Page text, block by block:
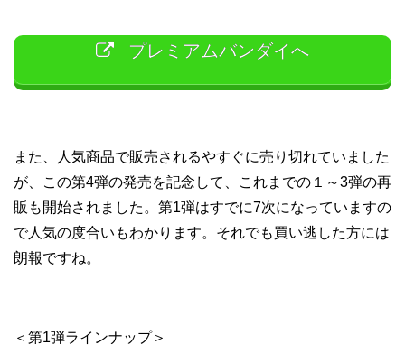
プレミアムバンダイへ
また、人気商品で販売されるやすぐに売り切れていました
が、この第4弾の発売を記念して、これまでの１～3弾の再
販も開始されました。第1弾はすでに7次になっていますの
で人気の度合いもわかります。それでも買い逃した方には
朗報ですね。
＜第1弾ラインナップ＞